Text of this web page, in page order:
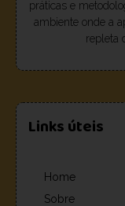
práticas e
ambiente onde a
repleta
Links úteis
Home
Sobre